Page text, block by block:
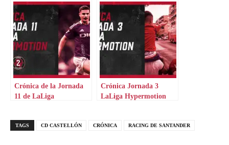
Crónica de la Jornada
11 de LaLiga
Crónica Jornada 3
LaLiga Hypermotion
TAGS CD CASTELLÓN CRÓNICA RACING DE SANTANDER